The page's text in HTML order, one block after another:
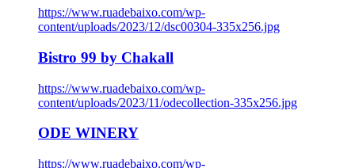
https://www.ruadebaixo.com/wp-
content/uploads/2023/12/dsc00304-335x256.jpg
Bistro 99 by Chakall
https://www.ruadebaixo.com/wp-
content/uploads/2023/11/odecollection-335x256.jpg
ODE WINERY
https://www.ruadebaixo.com/wp-